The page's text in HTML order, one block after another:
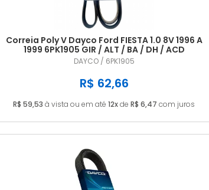
Correia Poly V Dayco Ford FIESTA 1.0 8V 1996 A
1999 6PK1905 GIR / ALT / BA / DH / ACD
DAYCO / 6PK1905
R$ 62,66
R$ 59,53 à vista ou em até 12xde R$ 6,47 com juros